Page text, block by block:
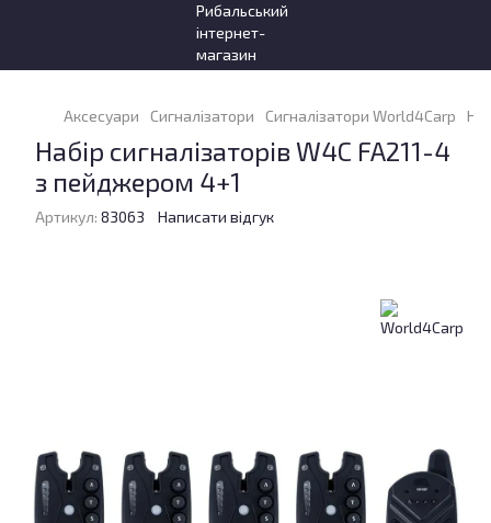
Аксесуари Сигналізатори Сигналізатори World4Carp
Набір сигналізаторів W4C FA211-4
з пейджером 4+1
Артикул: 83063 Написати відгук